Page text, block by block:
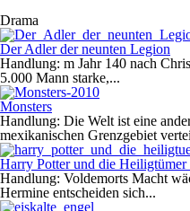
Drama
Der Adler der neunten Legion
Handlung: m Jahr 140 nach
5.000 Mann starke,...
Monsters
Handlung: Die Welt ist eine
mexikanischen Grenzgebiet
Harry Potter und die Heiligtümer
Handlung: Voldemorts Macht
Hermine entscheiden sich...